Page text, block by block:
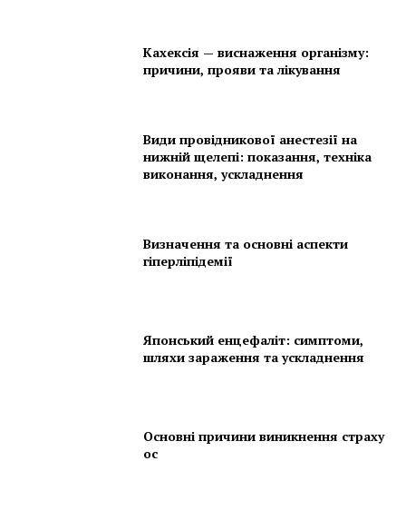
Кахексія — виснаження організму:
причини, прояви та лікування
Види провідникової анестезії на
нижній щелепі: показання, техніка
виконання, ускладнення
Визначення та основні аспекти
гіперліпідемії
Японський енцефаліт: симптоми,
шляхи зараження та ускладнення
Основні причини виникнення страху
ос